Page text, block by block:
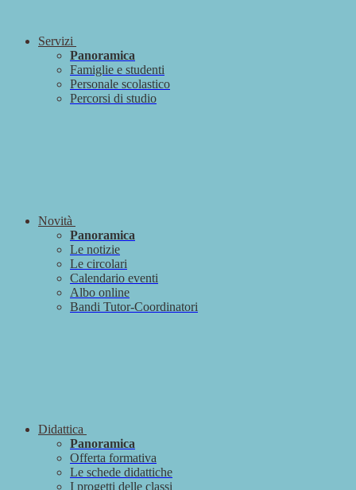
Servizi
Panoramica
Famiglie e studenti
Personale scolastico
Percorsi di studio
Novità
Panoramica
Le notizie
Le circolari
Calendario eventi
Albo online
Bandi Tutor-Coordinatori
Didattica
Panoramica
Offerta formativa
Le schede didattiche
I progetti delle classi